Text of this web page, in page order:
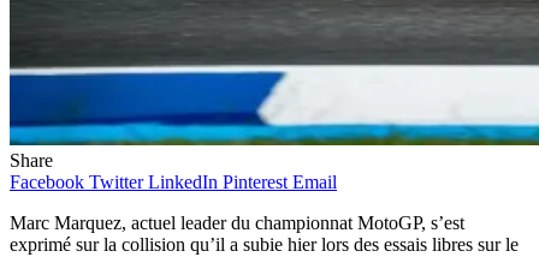
Share
Facebook Twitter LinkedIn Pinterest Email
Marc Marquez, actuel leader du championnat MotoGP, s’est
exprimé sur la collision qu’il a subie hier lors des essais libres sur le